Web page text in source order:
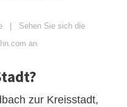
Sehen Sie sich die
an
zur Kreisstadt,